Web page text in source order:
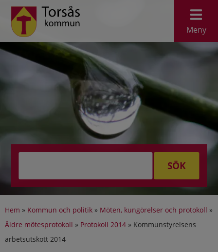
Meny
SÖK
Hem » Kommun och politik » Möten, kungörelser och protokoll »
Äldre mötesprotokoll » Protokoll 2014 » Kommunstyrelsens
arbetsutskott 2014